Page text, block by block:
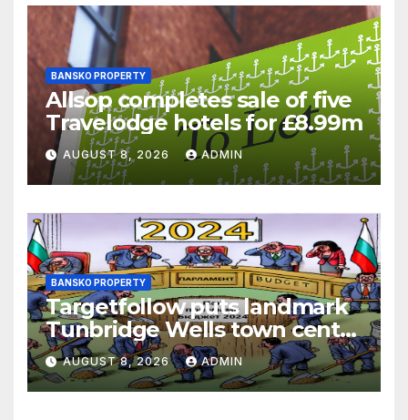
BANSKO PROPERTY
Allsop completes sale of five
Travelodge hotels for £8.99m
AUGUST 8, 2026 ADMIN
BANSKO PROPERTY
Targetfollow puts landmark
Tunbridge Wells town centre
estate up for sale
AUGUST 8, 2026 ADMIN